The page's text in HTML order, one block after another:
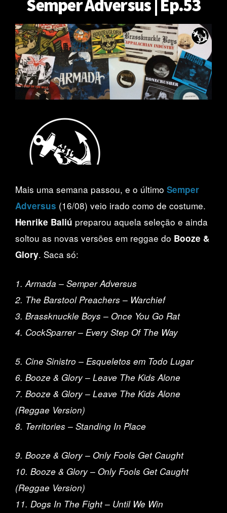
Semper Adversus | Ep.53
Mais uma semana passou, e o último Semper
Adversus (16/08) veio irado como de costume.
Henrike Baliú preparou aquela seleção e ainda
soltou as novas versões em reggae do Booze &
Glory. Saca só:
1. Armada – Semper Adversus
2. The Barstool Preachers – Warchief
3. Brassknuckle Boys – Once You Go Rat
4. CockSparrer – Every Step Of The Way
5. Cine Sinistro – Esqueletos em Todo Lugar
6. Booze & Glory – Leave The Kids Alone
7. Booze & Glory – Leave The Kids Alone
(Reggae Version)
8. Territories – Standing In Place
9. Booze & Glory – Only Fools Get Caught
10. Booze & Glory – Only Fools Get Caught
(Reggae Version)
11. Dogs In The Fight – Until We Win